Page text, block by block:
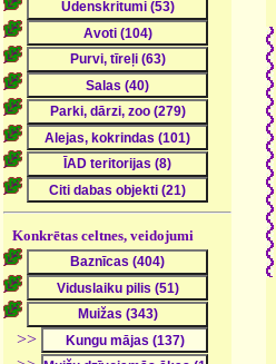
Konkrētas celtnes, veidojumi
>>